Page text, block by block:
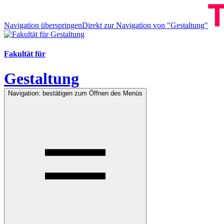
Navigation überspringenDirekt zur Navigation von "Gestaltung"
Fakultät für
Gestaltung
Navigation: bestätigen zum Öffnen des Menüs